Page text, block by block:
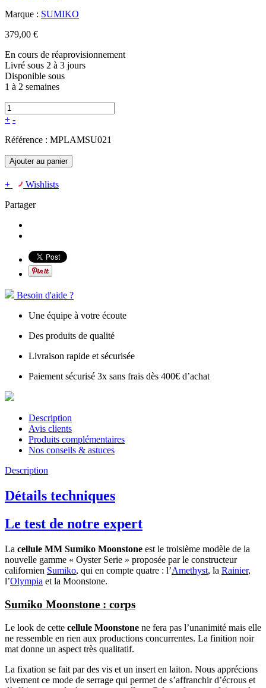
Marque : SUMIKO
379,00 €
En cours de réaprovisionnement
Livré sous 2 à 3 jours
Disponible sous
1 à 2 semaines
+ -
Référence : MPLAMSU021
Ajouter au panier
+
Wishlists
Partager
Besoin d'aide ?
Une équipe à votre écoute
Des produits de qualité
Livraison rapide et sécurisée
Paiement sécurisé 3x sans frais dès 400€ d’achat
Description
Avis clients
Produits complémentaires
Nos conseils & astuces
Description
Détails techniques
Le test de notre expert
La cellule MM Sumiko Moonstone est le troisième modèle de la
nouvelle gamme « Oyster Serie » proposée par le constructeur
californien Sumiko, qui en compte quatre : l’Amethyst, la Rainier,
l’Olympia et la Moonstone.
Sumiko Moonstone : corps
Le look de cette cellule Moonstone ne fera pas l’unanimité mais elle
ne ressemble en rien aux productions concurrentes. La finition noir
mat donne un aspect très qualitatif.
La fixation se fait par des vis et un insert en laiton. Nous apprécions
vivement ce mode de serrage qui permet de s’affranchir d’écrous et